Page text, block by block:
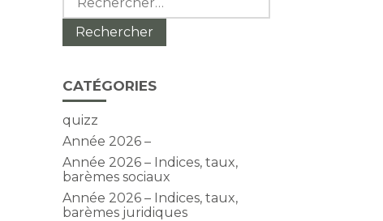
CATÉGORIES
quizz
Année 2026 –
Année 2026 – Indices, taux,
barèmes sociaux
Année 2026 – Indices, taux,
barèmes juridiques